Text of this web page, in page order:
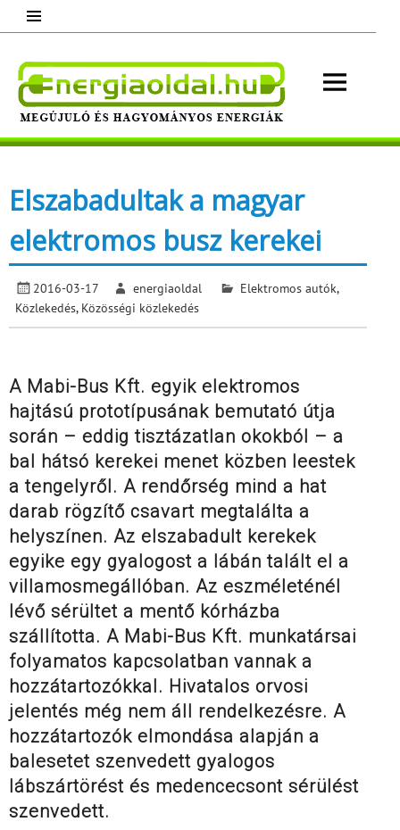
content
Megújuló és hagyományos energiák.
Elszabadultak a magyar
elektromos busz kerekei
2016-03-17 energiaoldal Elektromos autók,
Közlekedés, Közösségi közlekedés
A Mabi-Bus Kft. egyik elektromos
hajtású prototípusának bemutató útja
során – eddig tisztázatlan okokból – a
bal hátsó kerekei menet közben leestek
a tengelyről. A rendőrség mind a hat
darab rögzítő csavart megtalálta a
helyszínen. Az elszabadult kerekek
egyike egy gyalogost a lábán talált el a
villamosmegállóban. Az eszméleténél
lévő sérültet a mentő kórházba
szállította. A Mabi-Bus Kft. munkatársai
folyamatos kapcsolatban vannak a
hozzátartozókkal. Hivatalos orvosi
jelentés még nem áll rendelkezésre. A
hozzátartozók elmondása alapján a
balesetet szenvedett gyalogos
lábszártörést és medencecsont sérülést
szenvedett.